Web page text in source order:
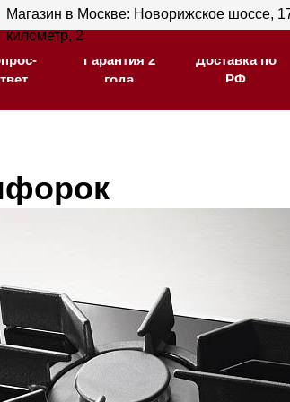
Шоурум
в Москве: Новорижское шоссе, 17-й
2Гарантия 2
года
Доставка по